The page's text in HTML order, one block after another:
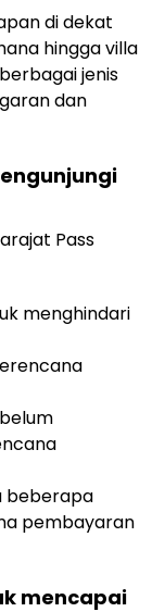
di dekat
hingga villa
jenis
dan
Pass
menghindari
beberapa
pembayaran
mencapai